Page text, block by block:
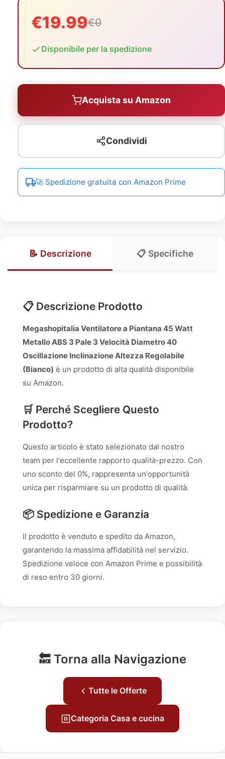
€19.99€0
Disponibile per la spedizione
Acquista su Amazon
Condividi
🚀 Spedizione gratuita con Amazon Prime
📝 Descrizione 📋 Specifiche
📋 Descrizione Prodotto
Megashopitalia Ventilatore a Piantana 45 Watt
Metallo ABS 3 Pale 3 Velocità Diametro 40
Oscillazione Inclinazione Altezza Regolabile
(Bianco) è un prodotto di alta qualità disponibile
su Amazon.
🛒 Perché Scegliere Questo
Prodotto?
Questo articolo è stato selezionato dal nostro
team per l'eccellente rapporto qualità-prezzo. Con
uno sconto del 0%, rappresenta un'opportunità
unica per risparmiare su un prodotto di qualità.
📦 Spedizione e Garanzia
Il prodotto è venduto e spedito da Amazon,
garantendo la massima affidabilità nel servizio.
Spedizione veloce con Amazon Prime e possibilità
di reso entro 30 giorni.
🔙 Torna alla Navigazione
Tutte le Offerte
Categoria Casa e cucina